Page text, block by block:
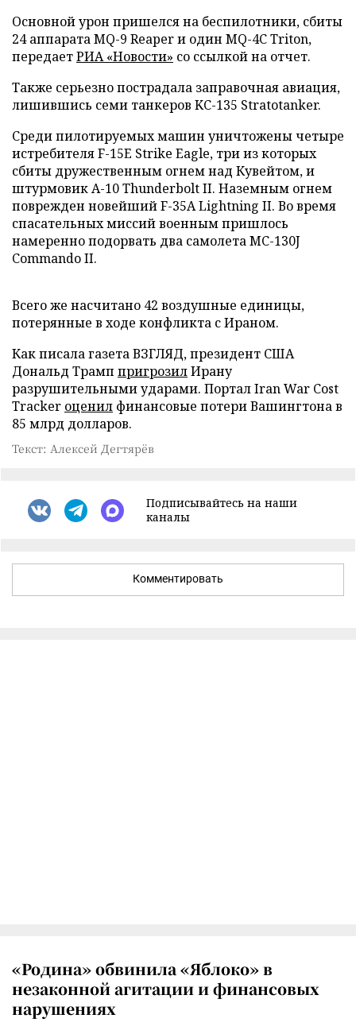
Основной урон пришелся на беспилотники, сбиты
24 аппарата MQ-9 Reaper и один MQ-4C Triton,
передаетРИА «Новости» со ссылкой на отчет.
Также серьезно пострадала заправочная авиация,
лишившись семи танкеров KC-135 Stratotanker.
Среди пилотируемых машин уничтожены четыре
истребителя F-15E Strike Eagle, три из которых
сбиты дружественным огнем над Кувейтом, и
штурмовик A-10 Thunderbolt II. Наземным огнем
поврежден новейший F-35A Lightning II. Во время
спасательных миссий военным пришлось
намеренно подорвать два самолета MC-130J
Commando II.
Всего же насчитано 42 воздушные единицы,
потерянные в ходе конфликта с Ираном.
Как писала газета ВЗГЛЯД, президент США
Дональд Трамп пригрозилИрану
разрушительными ударами. Портал Iran War Cost
Tracker оценил финансовые потери Вашингтона в
85 млрд долларов.
Текст: Алексей Дегтярёв
Подписывайтесь на наши
каналы
Комментировать
«Родина» обвинила «Яблоко» в
незаконной агитации и финансовых
нарушениях